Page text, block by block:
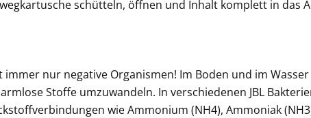
schütteln, öffnen und Inhalt komplett in das
immer nur negative Organismen! Im Boden und im
Stoffe umzuwandeln. In verschiedenen JBL
wie Ammonium (NH4), Ammoniak